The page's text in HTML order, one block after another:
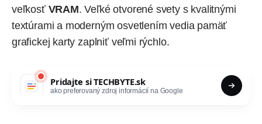
veľkosť VRAM. Veľké otvorené svety s kvalitnými
textúrami a moderným osvetlením vedia pamäť
grafickej karty zaplniť veľmi rýchlo.
Pridajte siTECHBYTE.sk
ako preferovaný zdroj informácií na Google